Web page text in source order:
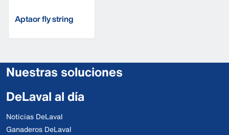
Aptaor fly string
Nuestras soluciones
DeLaval al día
Noticias DeLaval
Ganaderos DeLaval